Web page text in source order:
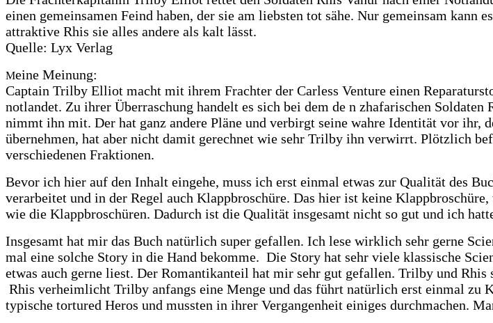
einen gemeinsamen Feind haben, der sie am liebsten tot sähe. Nur gemeinsam kann
attraktive Rhis sie alles andere als kalt lässt.
Quelle: Lyx Verlag
Meine Meinung:
Captain Trilby Elliot macht mit ihrem Frachter der Carless Venture einen
notlandet. Zu ihrer Überraschung handelt es sich bei dem de n zhafarischen
nimmt ihn mit. Der hat ganz andere Pläne und verbirgt seine wahre Identität vor
übernehmen, hat aber nicht damit gerechnet wie sehr Trilby ihn verwirrt. Plötzlich
verschiedenen Fraktionen.
Bevor ich hier auf den Inhalt eingehe, muss ich erst einmal etwas zur Qualität des
verarbeitet und in der Regel auch Klappbroschüre. Das hier ist keine
wie die Klappbroschüren. Dadurch ist die Qualität insgesamt nicht so gut und ich
Insgesamt hat mir das Buch natürlich super gefallen. Ich lese wirklich sehr gerne
mal eine solche Story in die Hand bekomme. Die Story hat sehr viele klassische
etwas auch gerne liest. Der Romantikanteil hat mir sehr gut gefallen. Trilby und
Rhis verheimlicht Trilby anfangs eine Menge und das führt natürlich erst einmal zu
typische tortured Heros und mussten in ihrer Vergangenheit einiges durchmachen.